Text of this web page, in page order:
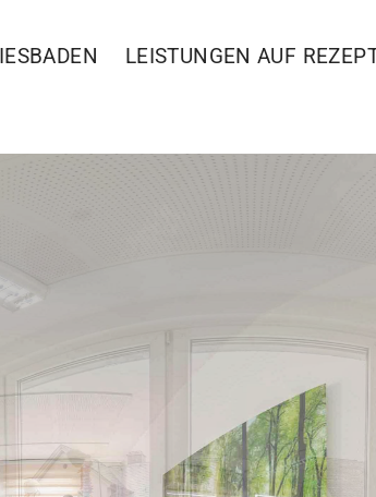
LEISTUNGEN AUF